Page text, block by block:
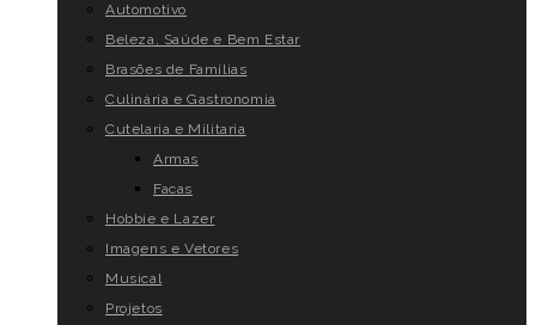
Automotivo
Beleza, Saúde e Bem Estar
Brasões de Famílias
Culinária e Gastronomia
Cutelaria e Militaria
Armas
Facas
Hobbie e Lazer
Imagens e Vetores
Musical
Projetos